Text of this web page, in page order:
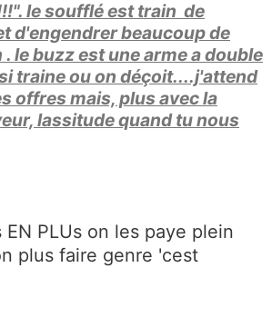
le soufflé est train de
d'engendrer beaucoup de
le buzz est une arme a double
traine ou on déçoit....j'attend
offres mais, plus avec la
lassitude quand tu nous
PLUs on les paye plein
plus faire genre 'cest